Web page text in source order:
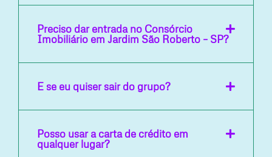
Preciso dar entrada no Consórcio
Imobiliário em Jardim São Roberto – SP?
E se eu quiser sair do grupo?
Posso usar a carta de crédito em
qualquer lugar?